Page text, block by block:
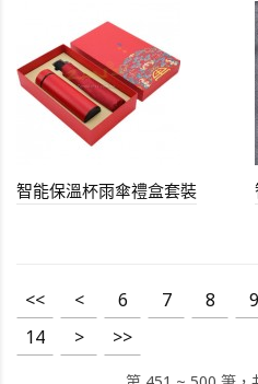
智能保溫杯雨傘禮盒套裝
<< < 6 7 8 9
14
> >>